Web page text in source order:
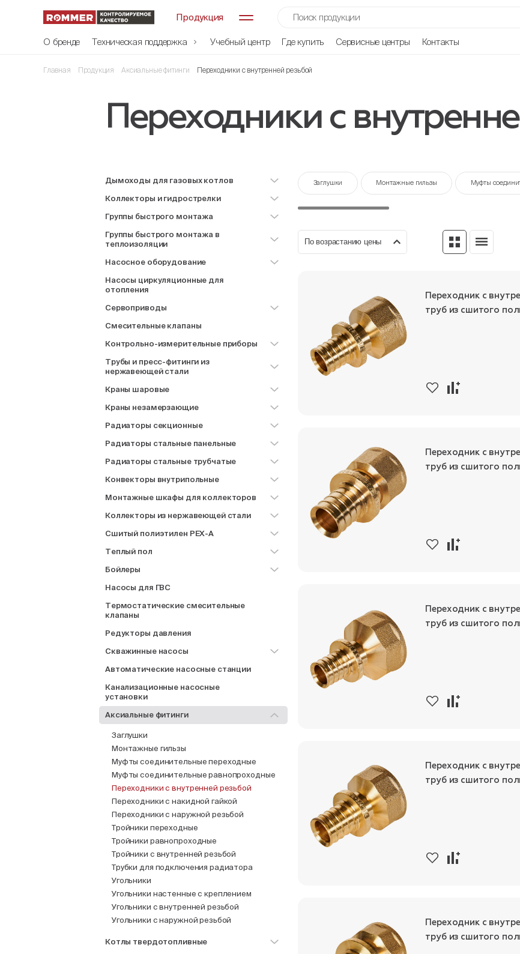
Продукция
О бренде
Техническая поддержка Учебный центр Где купить Сервисные центры Контакты
Главная Продукция Аксиальные фитинги Переходники с внутренней резьбой
Переходники с
Дымоходы для газовых котлов
Коллекторы и гидрострелки
Группы быстрого монтажа
Группы быстрого монтажа в
теплоизоляции
Насосное оборудование
Насосы циркуляционные для
отопления
Сервоприводы
Смесительные клапаны
Контрольно-измерительные приборы
Трубы и пресс-фитинги из
нержавеющей стали
Краны шаровые
Краны незамерзающие
Радиаторы секционные
Радиаторы стальные панельные
Радиаторы стальные трубчатые
Конвекторы внутрипольные
Монтажные шкафы для коллекторов
Коллекторы из нержавеющей стали
Сшитый полиэтилен PEX-A
Теплый пол
Бойлеры
Насосы для ГВС
Термостатические смесительные
клапаны
Редукторы давления
Скважинные насосы
Автоматические насосные станции
Канализационные насосные
установки
Аксиальные фитинги
Заглушки
Монтажные гильзы
Муфты соединительные переходные
Муфты соединительные равнопроходные
Переходники с внутренней резьбой
Переходники с накидной гайкой
Переходники с наружной резьбой
Тройники переходные
Тройники равнопроходные
Тройники с внутренней резьбой
Трубки для подключения радиатора
Угольники
Угольники настенные с креплением
Угольники с внутренней резьбой
Угольники с наружной резьбой
Котлы твердотопливные
Заглушки Монтажные гильзы Муфты
По возрастанию цены
Переходник с
труб из сшитого
Переходник с
труб из сшитого
Переходник с
труб из сшитого
Переходник с
труб из сшитого
Переходник с
труб из сшитого